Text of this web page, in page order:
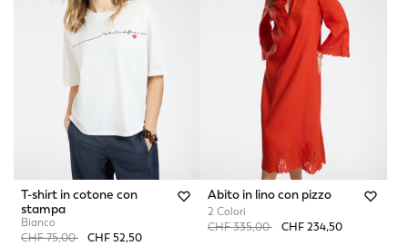
T-shirt in cotone con
stampa
Bianco
Price reduced from
CHF 75,00toCHF 52,50
Abito in lino con pizzo
2 Colori
Price reduced from
CHF 335,00toCHF 234,50